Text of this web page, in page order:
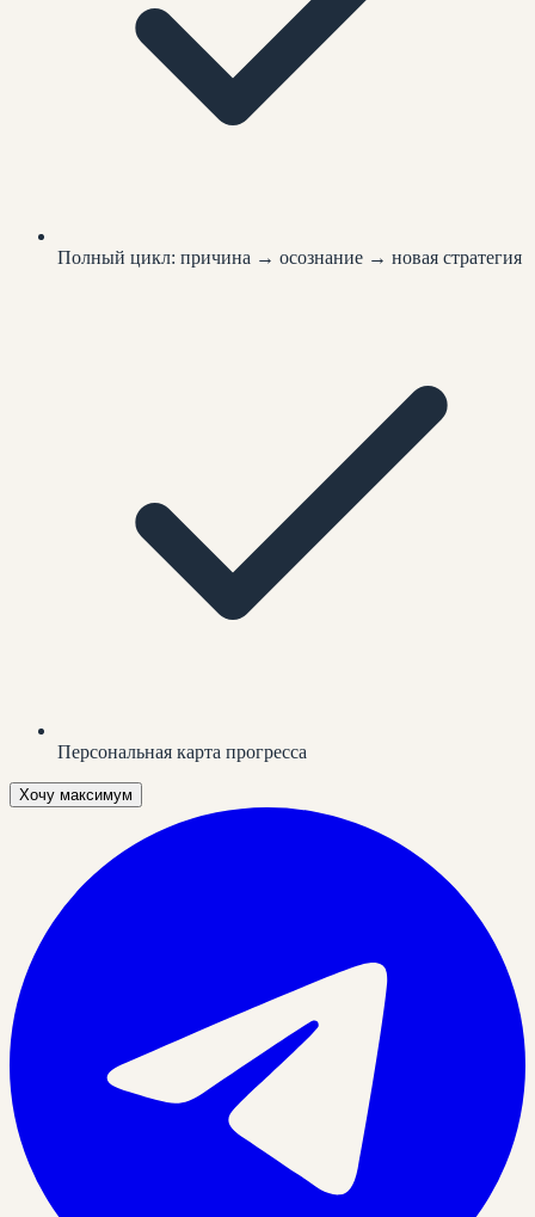
Полный цикл: причина → осознание → новая стратегия
Персональная карта прогресса
Хочу максимум